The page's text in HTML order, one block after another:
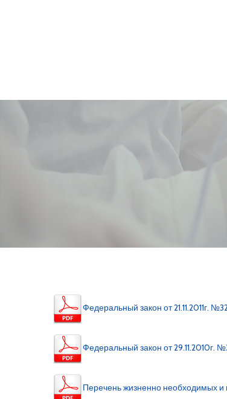
Федеральный закон от 21.11.2011г.
Федеральный закон от 29.11.2010г.
Перечень жизненно необходимых и